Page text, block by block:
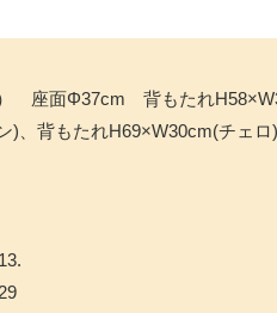
座面Φ37cm 背もたれ
)、背もたれH69×W30cm(チェ